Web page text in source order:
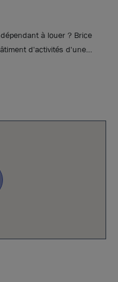
à louer ? Brice
d'activités d'une
de 4 350 m²
de 886 m² ainsi que d'une
une surface de